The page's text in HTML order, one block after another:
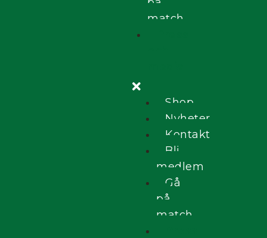
match
Shop
Nyheter
Kontakt
Bli
medlem
Gå
på
match